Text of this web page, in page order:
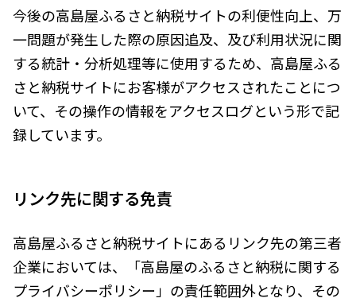
今後の高島屋ふるさと納税サイトの利便性向上、万
一問題が発生した際の原因追及、及び利用状況に関
する統計・分析処理等に使用するため、高島屋ふる
さと納税サイトにお客様がアクセスされたことにつ
いて、その操作の情報をアクセスログという形で記
録しています。
リンク先に関する免責
高島屋ふるさと納税サイトにあるリンク先の第三者
企業においては、「高島屋のふるさと納税に関する
プライバシーポリシー」の責任範囲外となり、その